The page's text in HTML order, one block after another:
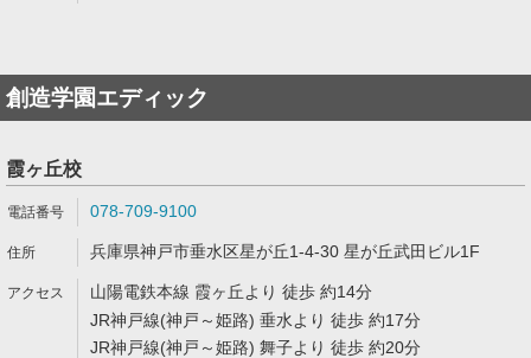
創造学園エディック
霞ヶ丘校
078-709-9100
兵庫県神戸市垂水区星が丘1-4-30 星が丘武田ビル1F
山陽電鉄本線 霞ヶ丘より 徒歩 約14分
JR神戸線(神戸～姫路) 垂水より 徒歩 約17分
JR神戸線(神戸～姫路) 舞子より 徒歩 約20分